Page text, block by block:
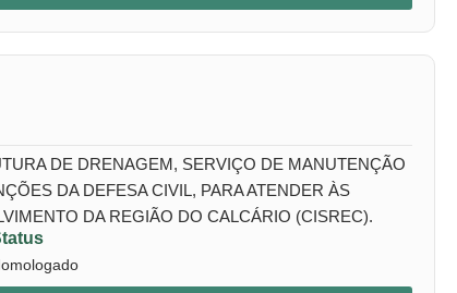
DE DRENAGEM, SERVIÇO DE MANUTENÇÃO
DA DEFESA CIVIL, PARA ATENDER ÀS
DA REGIÃO DO CALCÁRIO (CISREC).